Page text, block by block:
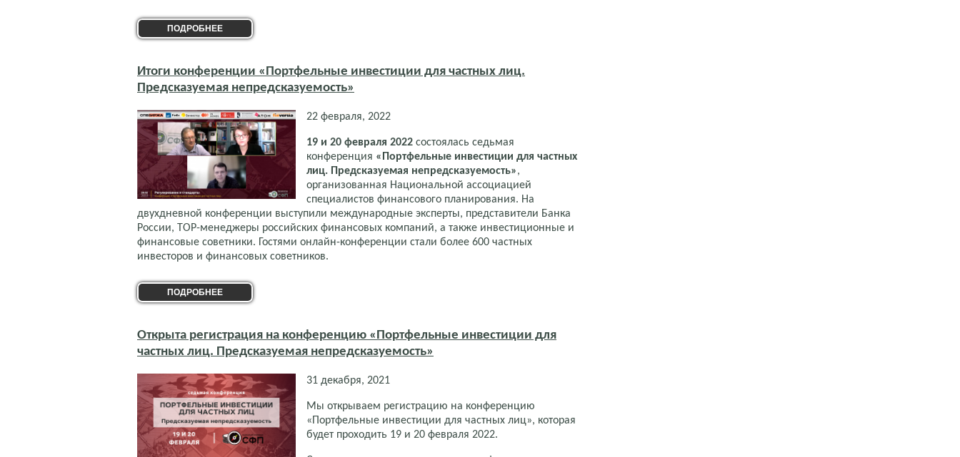
ПОДРОБНЕЕ
Итоги конференции «Портфельные инвестиции для частных лиц.
Предсказуемая непредсказуемость»
22 февраля, 2022
19 и 20 февраля 2022 состоялась седьмая
конференция «Портфельные инвестиции для частных
лиц. Предсказуемая непредсказуемость»,
организованная Национальной ассоциацией
специалистов финансового планирования. На
двухдневной конференции выступили международные эксперты, представители Банка
России, TOP-менеджеры российских финансовых компаний, а также инвестиционные и
финансовые советники. Гостями онлайн-конференции стали более 600 частных
инвесторов и финансовых советников.
ПОДРОБНЕЕ
Открыта регистрация на конференцию «Портфельные инвестиции для
частных лиц. Предсказуемая непредсказуемость»
31 декабря, 2021
Мы открываем регистрацию на конференцию
«Портфельные инвестиции для частных лиц», которая
будет проходить 19 и 20 февраля 2022.